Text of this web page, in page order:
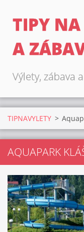
TIPY NA
A
Výlety, zábava
TIPNAVYLETY >
AQUAPARK